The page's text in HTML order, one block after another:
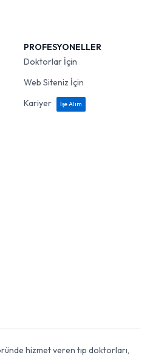
PROFESYONELLER
Doktorlar İçin
Web Siteniz İçin
Kariyer
İşe Alım
hizmet veren tıp doktorları,